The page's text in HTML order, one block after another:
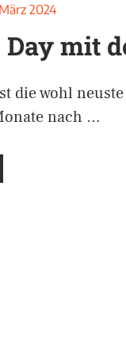
2024
mit
die wohl
nach …